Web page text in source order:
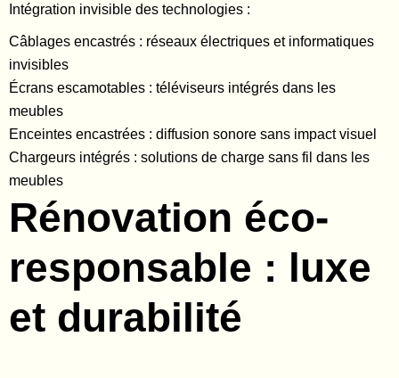
Intégration invisible des technologies :
Câblages encastrés : réseaux électriques et informatiques
invisibles
Écrans escamotables : téléviseurs intégrés dans les
meubles
Enceintes encastrées : diffusion sonore sans impact visuel
Chargeurs intégrés : solutions de charge sans fil dans les
meubles
Rénovation éco-
responsable : luxe
et durabilité